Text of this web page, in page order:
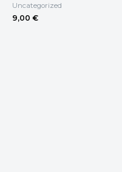
Uncategorized
9,00 €